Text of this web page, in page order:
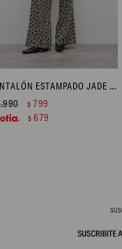
PANTALÓN ESTAMPADO JADE - VERDE OLIVA
$ 799
$ 679